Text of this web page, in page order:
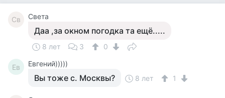
Св Света
Даа ,за окном погодка та ещё.....
8 лет 3 0
Ев Евгений)))))
Вы тоже с. Москвы? 8 лет 1